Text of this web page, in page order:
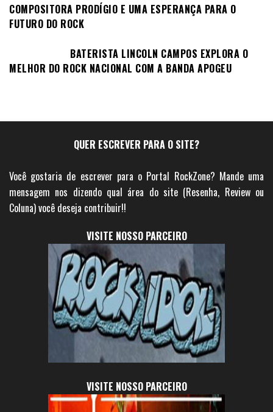
COMPOSITORA PRODÍGIO E UMA ESPERANÇA PARA O
FUTURO DO ROCK
BATERISTA LINCOLN CAMPOS EXPLORA O
MELHOR DO ROCK NACIONAL COM A BANDA APOGEU
QUER ESCREVER PARA O SITE?
Você gostaria de escrever para o Portal RockZone? Mande uma
mensagem nos dizendo qual área do site (Resenha, Review ou
Coluna) você deseja contribuir!!
VISITE NOSSO PARCEIRO
VISITE NOSSO PARCEIRO